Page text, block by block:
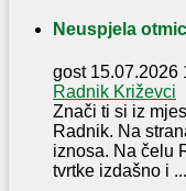
Neuspjela
gost 15.07.2026
Radnik Križevci
Znači ti si iz
Radnik. Na
iznosa. Na čelu
tvrtke izdašno i ...